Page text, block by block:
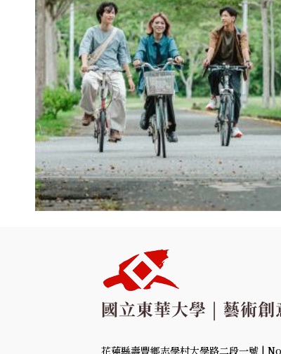
花蓮縣壽豐鄉志學村大學路二段一號 |